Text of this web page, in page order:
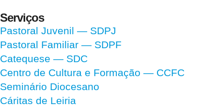
Serviços
Pastoral Juvenil — SDPJ
Pastoral Familiar — SDPF
Catequese — SDC
Centro de Cultura e Formação — CCFC
Seminário Diocesano
Cáritas de Leiria